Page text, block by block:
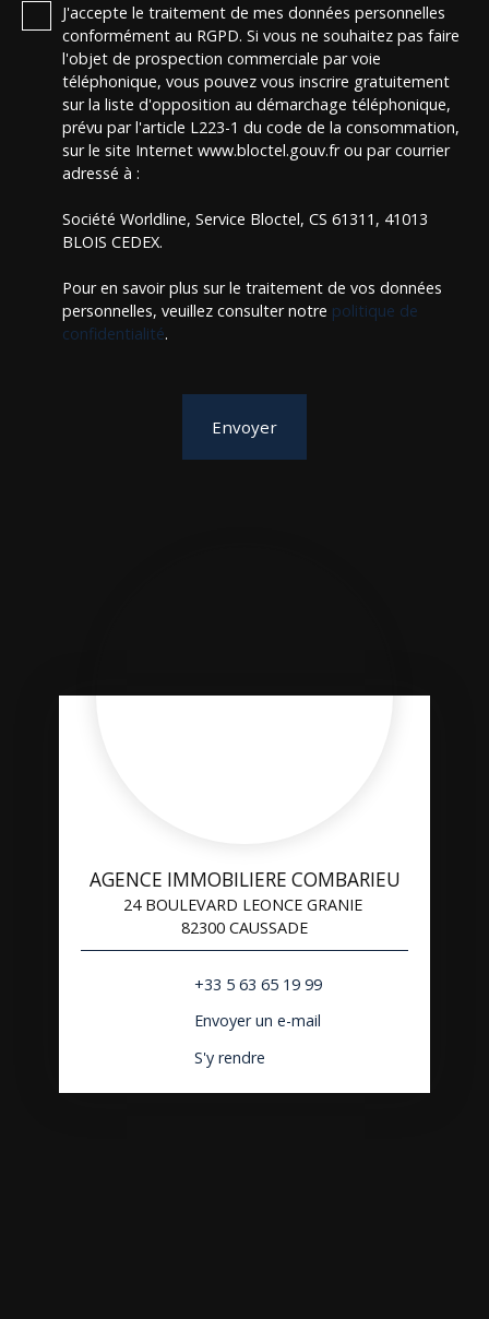
J'accepte le traitement de mes données personnelles
conformément au RGPD. Si vous ne souhaitez pas faire
l'objet de prospection commerciale par voie
téléphonique, vous pouvez vous inscrire gratuitement
sur la liste d'opposition au démarchage téléphonique,
prévu par l'article L223-1 du code de la consommation,
sur le site Internet www.bloctel.gouv.fr ou par courrier
adressé à :
Société Worldline, Service Bloctel, CS 61311, 41013
BLOIS CEDEX.
Pour en savoir plus sur le traitement de vos données
personnelles, veuillez consulter notre politique de
confidentialité.
Envoyer
AGENCE IMMOBILIERE COMBARIEU
24 BOULEVARD LEONCE GRANIE
82300 CAUSSADE
+33 5 63 65 19 99
Envoyer un e-mail
S'y rendre